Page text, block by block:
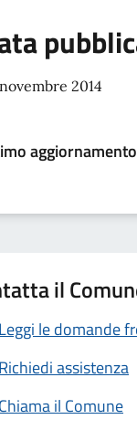
2014
il
Leggi le domande
Richiedi assistenza
Chiama il Comune